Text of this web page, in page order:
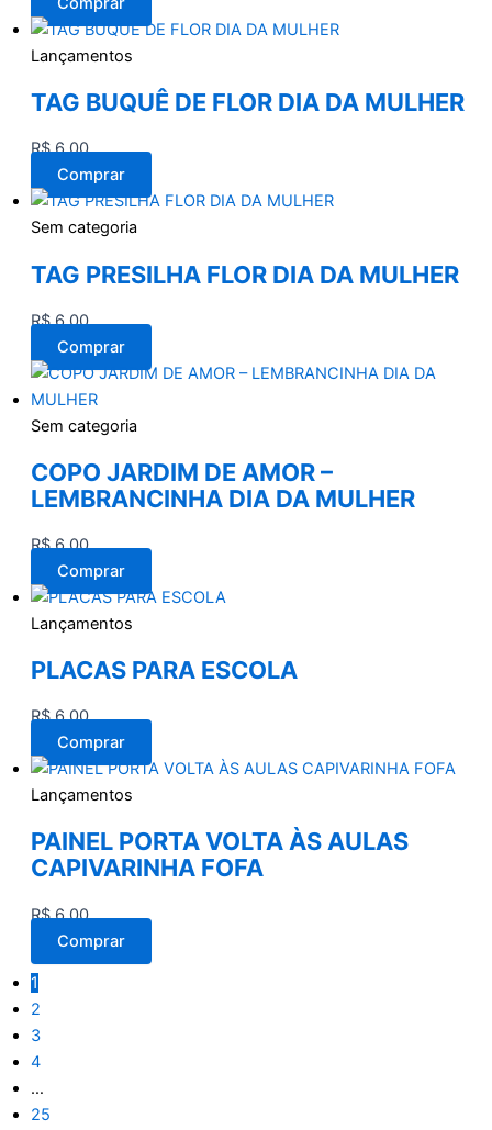
Lançamentos
TAG BUQUÊ DE FLOR DIA DA MULHER
R$6,00
Comprar
Sem categoria
TAG PRESILHA FLOR DIA DA MULHER
R$6,00
Comprar
Sem categoria
COPO JARDIM DE AMOR –
LEMBRANCINHA DIA DA MULHER
R$6,00
Comprar
Lançamentos
PLACAS PARA ESCOLA
R$6,00
Comprar
Lançamentos
PAINEL PORTA VOLTA ÀS AULAS
CAPIVARINHA FOFA
R$6,00
Comprar
1
2
3
4
…
25